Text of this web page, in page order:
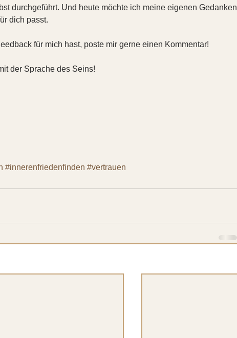
durchgeführt. Und heute möchte ich meine eigenen Gedanken
dich passt.
für mich hast, poste mir gerne einen Kommentar!
der Sprache des Seins!
#innerenfriedenfinden #vertrauen